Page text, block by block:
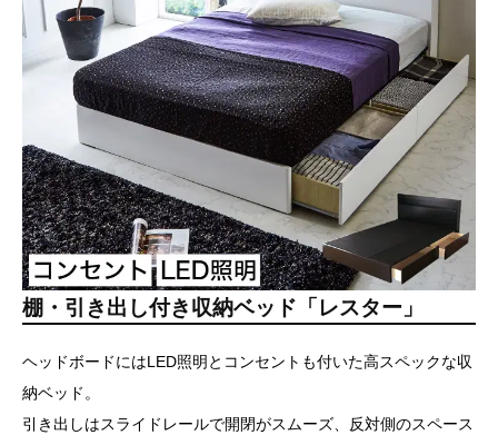
棚・引き出し付き収納ベッド「レスター」
ヘッドボードにはLED照明とコンセントも付いた高スペックな収
納ベッド。
引き出しはスライドレールで開閉がスムーズ、反対側のスペース